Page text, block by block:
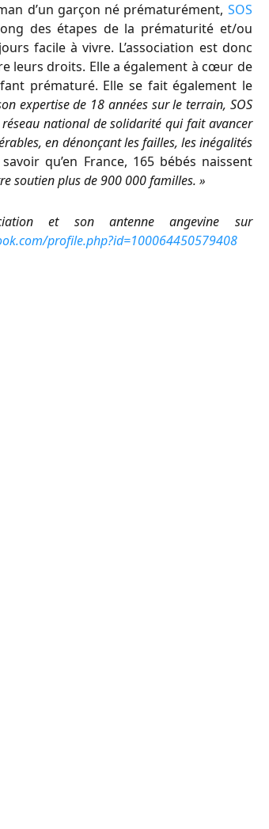
d’un garçon né prématurément, SOS
des étapes de la prématurité et/ou
facile à vivre. L’association est donc
leurs droits. Elle a également à cœur de
prématuré. Elle se fait également le
expertise de 18 années sur le terrain, SOS
national de solidarité qui fait avancer
en dénonçant les failles, les inégalités
qu’en France, 165 bébés naissent
soutien plus de 900 000 familles. »
et son antenne angevine sur
profile.php?id=100064450579408